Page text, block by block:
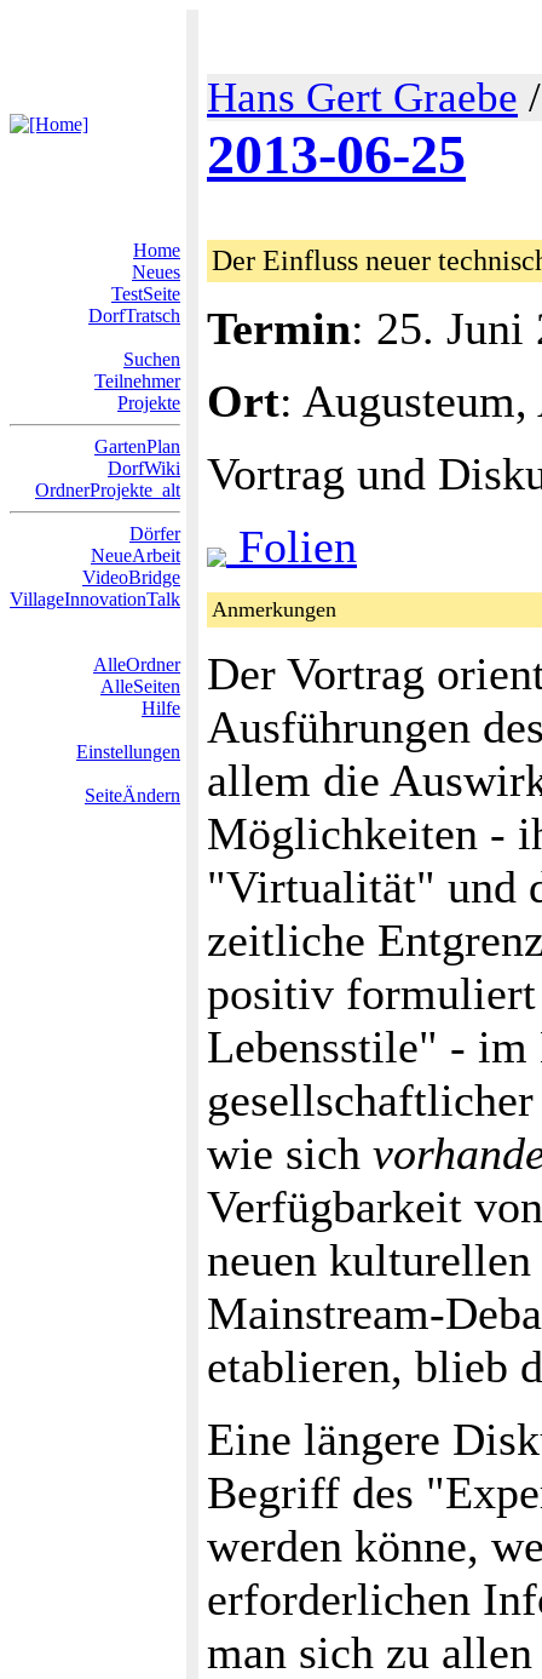
Hans Gert Graebe
2013-06-25
Home
Neues
TestSeite
DorfTratsch
Suchen
Teilnehmer
Projekte
GartenPlan
DorfWiki
OrdnerProjekte_alt
Dörfer
NeueArbeit
VideoBridge
VillageInnovationTalk
AlleOrdner
AlleSeiten
Hilfe
Einstellungen
SeiteÄndern
Der Einfluss neuer
Termin: 25. Juni
Ort:
Vortrag und
Folien
Anmerkungen
Der Vortrag
Ausführungen
allem die
Möglichkeiten -
"Virtualität" und
zeitliche
positiv
Lebensstile" -
wie sich
Verfügbarkeit
neuen
Mainstream-
etablieren, blieb
Eine längere
Begriff des
werden könne,
erforderlichen
man sich zu